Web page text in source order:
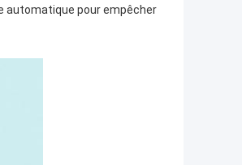
automatique pour empêcher